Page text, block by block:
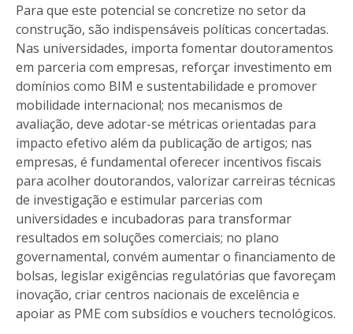
Para que este potencial se concretize no setor da
construção, são indispensáveis políticas concertadas.
Nas universidades, importa fomentar doutoramentos
em parceria com empresas, reforçar investimento em
domínios como BIM e sustentabilidade e promover
mobilidade internacional; nos mecanismos de
avaliação, deve adotar-se métricas orientadas para
impacto efetivo além da publicação de artigos; nas
empresas, é fundamental oferecer incentivos fiscais
para acolher doutorandos, valorizar carreiras técnicas
de investigação e estimular parcerias com
universidades e incubadoras para transformar
resultados em soluções comerciais; no plano
governamental, convém aumentar o financiamento de
bolsas, legislar exigências regulatórias que favoreçam
inovação, criar centros nacionais de excelência e
apoiar as PME com subsídios e vouchers tecnológicos.